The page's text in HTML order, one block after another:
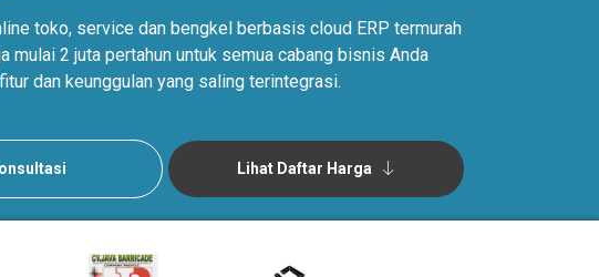
toko, service dan bengkel berbasis cloud ERP termurah
mulai 2 juta pertahun untuk semua cabang bisnis Anda
dan keunggulan yang saling terintegrasi.
Lihat Daftar Harga